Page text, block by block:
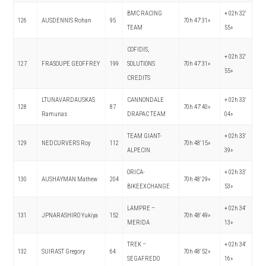
126 AUSDENNIS Rohan 95
BMC RACING
TEAM
70h 47′ 31»
+ 02h 32′
55»
127 FRASOUPE GEOFFREY 199
COFIDIS,
SOLUTIONS
CREDITS
70h 47′ 31»
+ 02h 32′
55»
128
LTUNAVARDAUSKAS
Ramunas
87
CANNONDALE
DRAPAC TEAM
70h 47′ 40»
+ 02h 33′
04»
129 NEDCURVERS Roy 112
TEAM GIANT-
ALPECIN
70h 48′ 15»
+ 02h 33′
39»
130 AUSHAYMAN Mathew 204
ORICA-
BIKEEXCHANGE
70h 48′ 29»
+ 02h 33′
53»
131 JPNARASHIRO Yukiya 152
LAMPRE –
MERIDA
70h 48′ 49»
+ 02h 34′
13»
132 SUIRAST Gregory 64
TREK –
SEGAFREDO
70h 48′ 52»
+ 02h 34′
16»